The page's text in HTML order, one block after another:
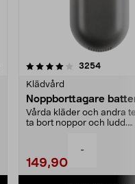
-
3254
Klädvård
Noppborttagare
Vårda kläder och andra
ta bort noppor och ludd.
149,90
4.5av 5 stjärnor